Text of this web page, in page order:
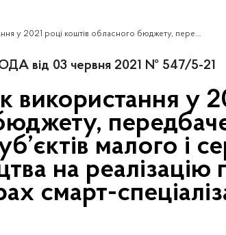
фінансову підтримку суб’єктів малого і середнього підприємництва на реалізацію проєктів, в тому числі у сферах смарт-спеціалізації Донецької області
від 03 червня 2021 № 547/5-21
використання у
малого і
на реалізацію
смарт-